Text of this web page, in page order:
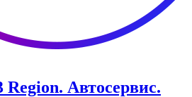
Region. Автосервис.